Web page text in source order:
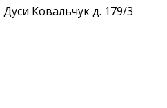
Дуси Ковальчук д. 179/3